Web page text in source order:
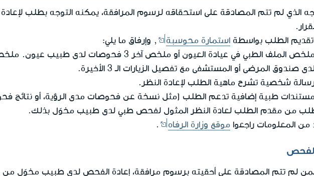
الطلب بواسطة استمارة محوسبة
, وإرفاق ما يلي:
ملخص الملف الطبي في عيادة العيون أو ملخص آخر 3
صندوق المرضى أو المستشفى مع تفصيل الزيارات الـ 3 الأخيرة.
شخصية تشرح ماهية الطلب لإعادة النظر.
طبية إضافية تدعم الطلب (مثل نسخة عن فحوصات مدى الرؤية، أو نتائج
من مقدم الطلب لعادة النظر المثول لفحص طبي لدى طبيب مخوّل بذلك.
من المعلومات راجعوا موقع وزارة الرفاه .
لم تتم المصادقة على أحقيته برسوم مرافقة، إعادة الفحص لدى طبيب مخوّل من